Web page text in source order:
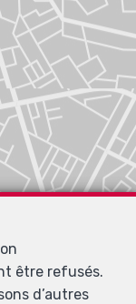
être refusés.
d’autres